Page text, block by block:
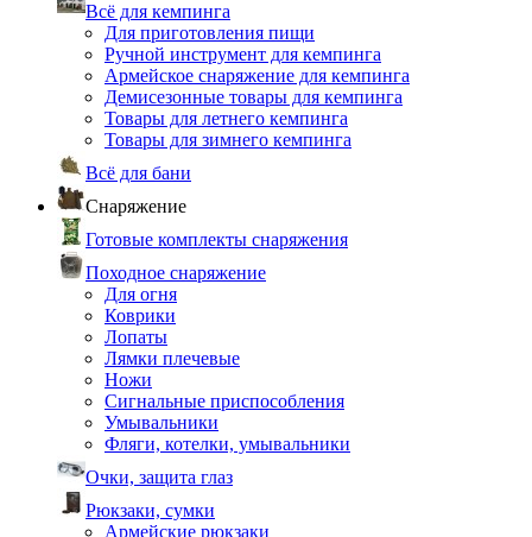
Всё для кемпинга
Для приготовления пищи
Ручной инструмент для кемпинга
Армейское снаряжение для кемпинга
Демисезонные товары для кемпинга
Товары для летнего кемпинга
Товары для зимнего кемпинга
Всё для бани
Снаряжение
Готовые комплекты снаряжения
Походное снаряжение
Для огня
Коврики
Лопаты
Лямки плечевые
Ножи
Сигнальные приспособления
Умывальники
Фляги, котелки, умывальники
Очки, защита глаз
Рюкзаки, сумки
Армейские рюкзаки